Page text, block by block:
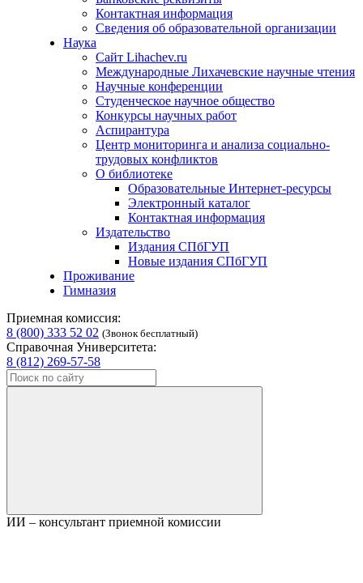
Контактная информация
Сведения об образовательной организации
Наука
Сайт Lihachev.ru
Международные Лихачевские научные чтения
Научные конференции
Студенческое научное общество
Конкурсы научных работ
Аспирантура
Центр мониторинга и анализа социально-
трудовых конфликтов
О библиотеке
Образовательные Интернет-ресурсы
Электронный каталог
Контактная информация
Издательство
Издания СПбГУП
Новые издания СПбГУП
Проживание
Гимназия
Приемная комиссия:
8 (800) 333 52 02 (Звонок бесплатный)
Справочная Университета:
8 (812) 269-57-58
ИИ – консультант приемной комиссии